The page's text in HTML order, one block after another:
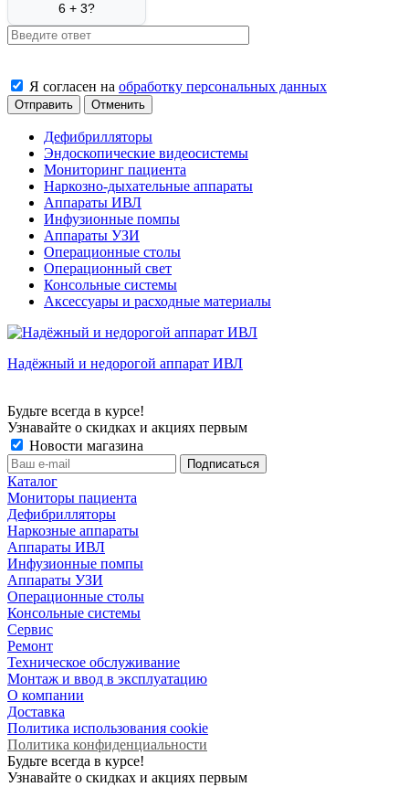
6 + 3?
Я согласен на обработку персональных данных
Отменить
Дефибрилляторы
Эндоскопические видеосистемы
Мониторинг пациента
Наркозно-дыхательные аппараты
Аппараты ИВЛ
Инфузионные помпы
Аппараты УЗИ
Операционные столы
Операционный свет
Консольные системы
Аксессуары и расходные материалы
Надёжный и недорогой аппарат ИВЛ
Будьте всегда в курсе!
Узнавайте о скидках и акциях первым
Новости магазина
Каталог
Мониторы пациента
Дефибрилляторы
Наркозные аппараты
Аппараты ИВЛ
Инфузионные помпы
Аппараты УЗИ
Операционные столы
Консольные системы
Сервис
Ремонт
Техническое обслуживание
Монтаж и ввод в эксплуатацию
О компании
Доставка
Политика использования cookie
Политика конфиденциальности
Будьте всегда в курсе!
Узнавайте о скидках и акциях первым